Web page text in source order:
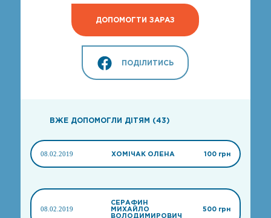
ДОПОМОГТИ ЗАРАЗ
ПОДІЛИТИСЬ
ВЖЕ ДОПОМОГЛИ ДІТЯМ (43)
08.02.2019 ХОМІЧАК ОЛЕНА 100 грн
08.02.2019
СЕРАФИН
МИХАЙЛО
ВОЛОДИМИРОВИЧ
500 грн